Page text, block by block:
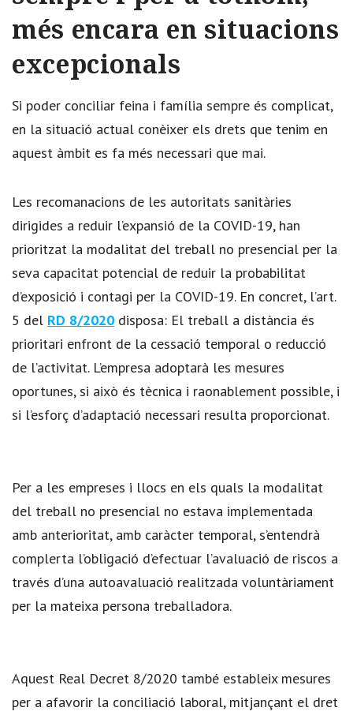
més encara en situacions
excepcionals
Si poder conciliar feina i família sempre és complicat,
en la situació actual conèixer els drets que tenim en
aquest àmbit es fa més necessari que mai.
Les recomanacions de les autoritats sanitàries
dirigides a reduir l’expansió de la COVID-19, han
prioritzat la modalitat del treball no presencial per la
seva capacitat potencial de reduir la probabilitat
d’exposició i contagi per la COVID-19. En concret, l’art.
5 del RD 8/2020 disposa: El treball a distància és
prioritari enfront de la cessació temporal o reducció
de l’activitat. L’empresa adoptarà les mesures
oportunes, si això és tècnica i raonablement possible, i
si l’esforç d’adaptació necessari resulta proporcionat.
Per a les empreses i llocs en els quals la modalitat
del treball no presencial no estava implementada
amb anterioritat, amb caràcter temporal, s’entendrà
complerta l’obligació d’efectuar l’avaluació de riscos a
través d’una autoavaluació realitzada voluntàriament
per la mateixa persona treballadora.
Aquest Real Decret 8/2020 també estableix mesures
per a afavorir la conciliació laboral, mitjançant el dret